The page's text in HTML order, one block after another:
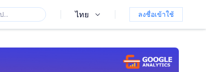
ไทย ลงชื่อเข้าใช้